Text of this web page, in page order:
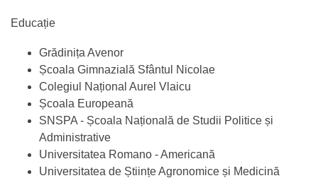
Educație
Grădinița Avenor
Școala Gimnazială Sfântul Nicolae
Colegiul Național Aurel Vlaicu
Școala Europeană
SNSPA - Școala Națională de Studii Politice și
Administrative
Universitatea Romano - Americană
Universitatea de Științe Agronomice și Medicină